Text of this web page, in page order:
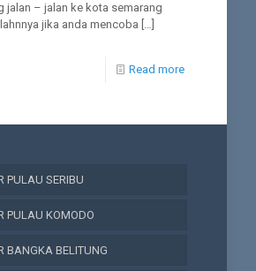
jalan – jalan ke kota semarang
jika anda mencoba […]
Read more
PULAU SERIBU
PULAU KOMODO
BANGKA BELITUNG